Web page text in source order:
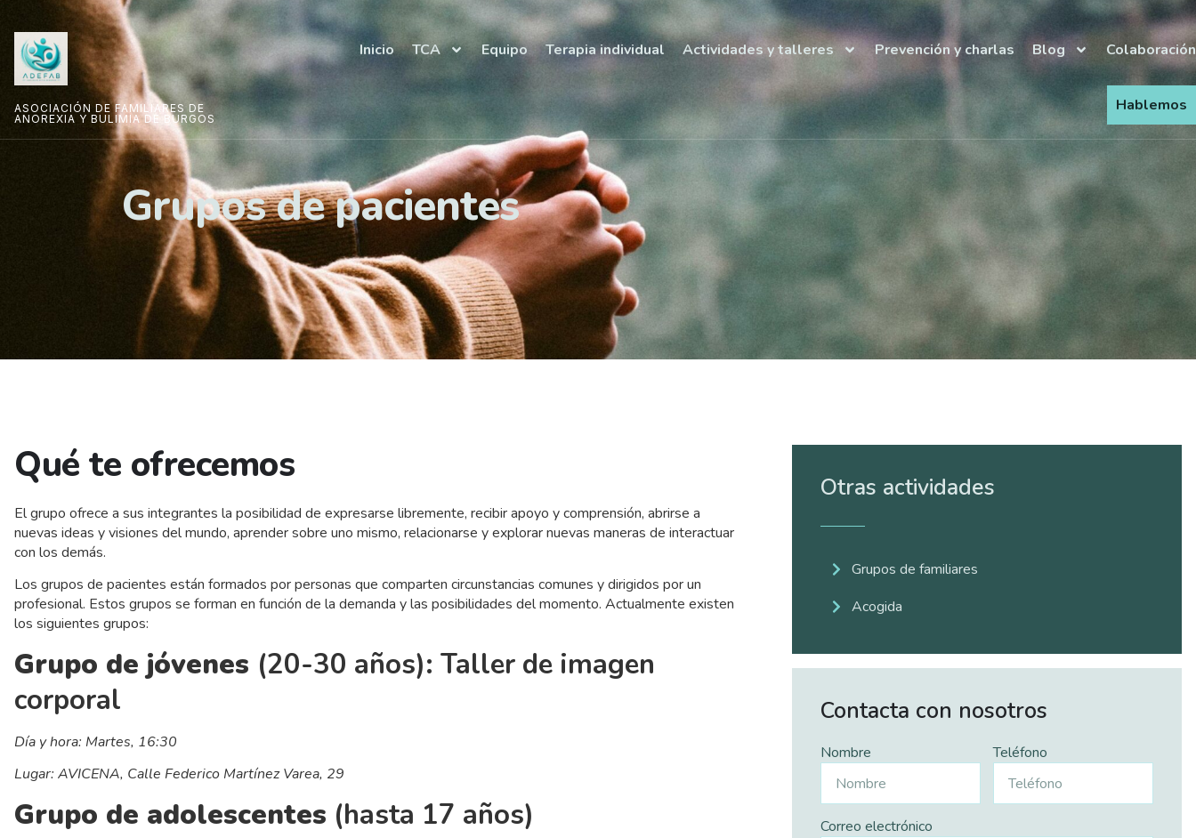
ASOCIACIÓN DE FAMILIARES DE
ANOREXIA Y BULIMIA DE BURGOS
Inicio TCA Equipo Terapia individual Actividades y talleres Prevención y charlas Blog Colaboración
Hablemos
Grupos de pacientes
Qué te ofrecemos
El grupo ofrece a sus integrantes la posibilidad de expresarse libremente, recibir apoyo y comprensión, abrirse a
nuevas ideas y visiones del mundo, aprender sobre uno mismo, relacionarse y explorar nuevas maneras de interactuar
con los demás.
Los grupos de pacientes están formados por personas que comparten circunstancias comunes y dirigidos por un
profesional. Estos grupos se forman en función de la demanda y las posibilidades del momento. Actualmente existen
los siguientes grupos:
Grupo de jóvenes (20-30 años): Taller de imagen
corporal
Día y hora: Martes, 16:30
Lugar: AVICENA, Calle Federico Martínez Varea, 29
Grupo de adolescentes (hasta 17 años)
Otras actividades
Grupos de familiares
Acogida
Contacta con nosotros
Nombre Teléfono
Correo electrónico